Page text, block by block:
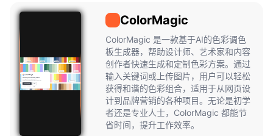
ColorMagic
ColorMagic 是一款基于AI的色彩调色
板生成器，帮助设计师、艺术家和内容
创作者快速生成和定制色彩方案。通过
输入关键词或上传图片，用户可以轻松
获得和谐的色彩组合，适用于从网页设
计到品牌营销的各种项目。无论是初学
者还是专业人士，ColorMagic 都能节
省时间，提升工作效率。